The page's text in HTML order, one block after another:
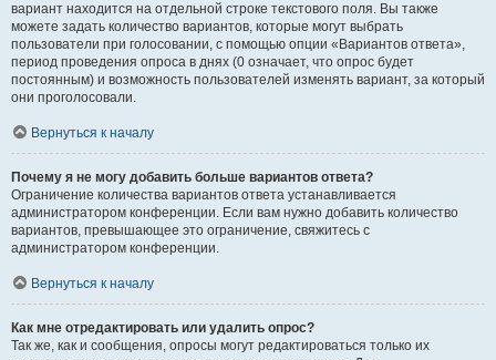
вариант находится на отдельной строке текстового поля. Вы также
можете задать количество вариантов, которые могут выбрать
пользователи при голосовании, с помощью опции «Вариантов ответа»,
период проведения опроса в днях (0 означает, что опрос будет
постоянным) и возможность пользователей изменять вариант, за который
они проголосовали.
Вернуться к началу
Почему я не могу добавить больше вариантов ответа?
Ограничение количества вариантов ответа устанавливается
администратором конференции. Если вам нужно добавить количество
вариантов, превышающее это ограничение, свяжитесь с
администратором конференции.
Вернуться к началу
Как мне отредактировать или удалить опрос?
Так же, как и сообщения, опросы могут редактироваться только их